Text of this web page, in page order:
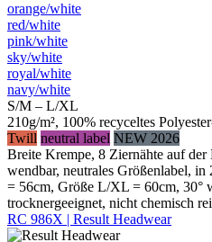
orange/​white
red/​white
pink/​white
sky/​white
royal/​white
navy/​white
S/M – L/XL
210g/m², 100% recyceltes
Twill neutral label NEW 2026
Breite Krempe, 8 Ziernähte auf der
wendbar, neutrales Größenlabel,
= 56cm, Größe L/XL = 60cm, 30°
trocknergeeignet, nicht chemisch
RC 986X | Result Headwear